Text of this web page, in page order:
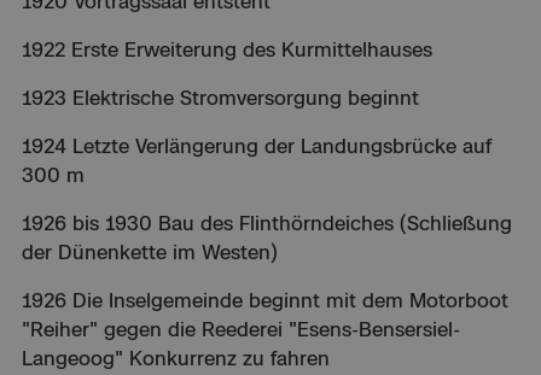
1922 Erste Erweiterung des Kurmittelhauses
1923 Elektrische Stromversorgung beginnt
1924 Letzte Verlängerung der Landungsbrücke auf
300 m
1926 bis 1930 Bau des Flinthörndeiches (Schließung
der Dünenkette im Westen)
1926 Die Inselgemeinde beginnt mit dem Motorboot
"Reiher" gegen die Reederei "Esens-Bensersiel-
Langeoog" Konkurrenz zu fahren